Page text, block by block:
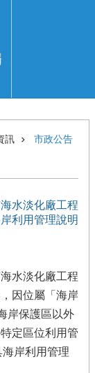
訊 市政公告
水淡化廠工程
利用管理說明
水淡化廠工程
因位屬「海岸
岸保護區以外
定區位利用管
岸利用管理